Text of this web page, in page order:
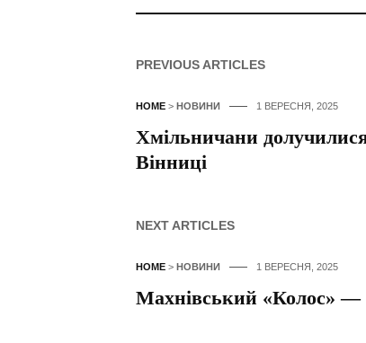
PREVIOUS ARTICLES
HOME> НОВИНИ 1 ВЕРЕСНЯ, 2025
Хмільничани
Вінниці
NEXT ARTICLES
HOME> НОВИНИ 1 ВЕРЕСНЯ, 2025
Махнівський «Колос» —